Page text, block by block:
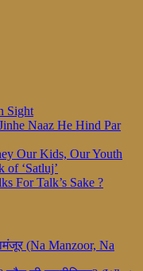
Sight
Jinhe Naaz He Hind Par
Our Kids, Our Youth
‘Satluj’
For Talk’s Sake ?
(Na Manzoor, Na